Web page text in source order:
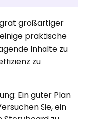
großartiger
praktische
Inhalte zu
zu
Ein guter Plan
Sie, ein